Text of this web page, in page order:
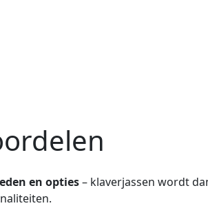
en opties– klaverjassen wordt